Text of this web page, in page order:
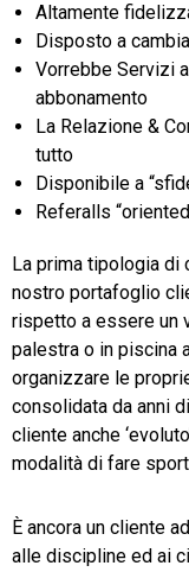
Altamente
Disposto a
Vorrebbe Servizi
abbonamento
La Relazione &
tutto
Disponibile a
Referalls
La prima tipologia di
nostro portafoglio
rispetto a essere un
palestra o in piscina
organizzare le
consolidata da anni
cliente anche
modalità di fare
È ancora un cliente
alle discipline ed ai